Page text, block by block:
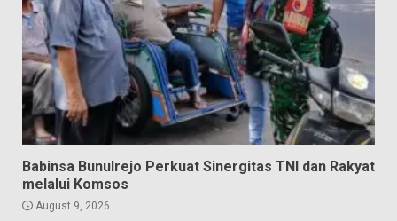
Babinsa Bunulrejo Perkuat Sinergitas TNI dan Rakyat
melalui Komsos
August 9, 2026